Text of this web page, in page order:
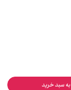
سبد خرید